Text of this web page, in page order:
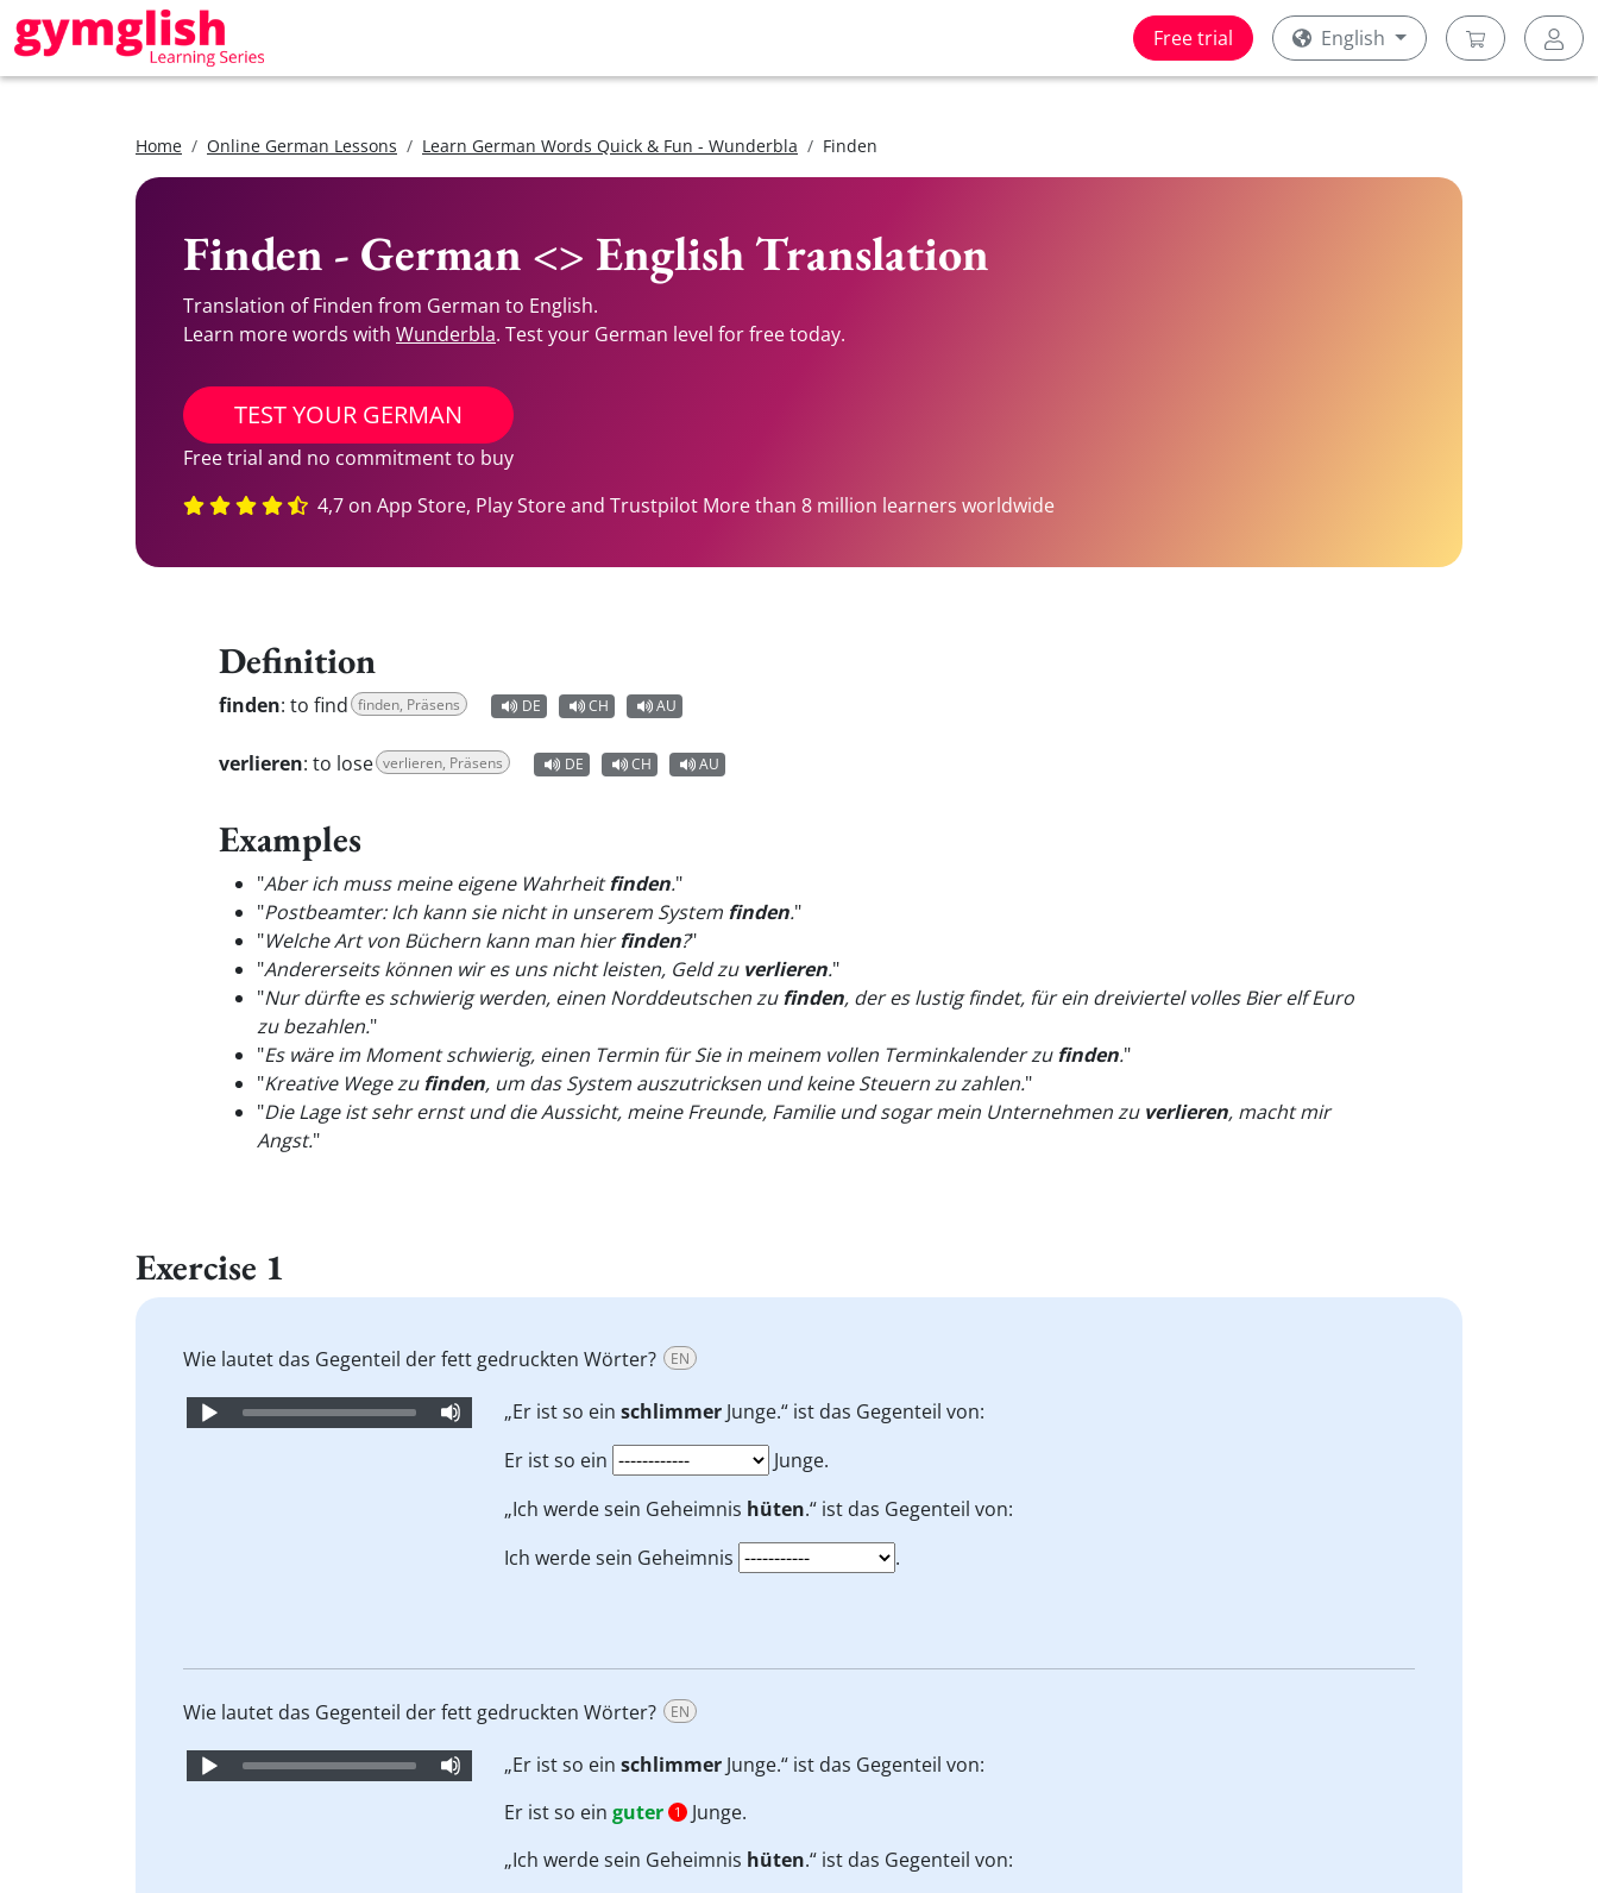
Free trial English
Home Online German Lessons Learn German Words Quick & Fun - Wunderbla Finden
Finden - German <> English Translation
Translation of Finden from German to English.
Learn more words with Wunderbla. Test your German level for free today.
TEST YOUR GERMAN
Free trial and no commitment to buy
4,7 on App Store, Play Store and Trustpilot More than 8 million learners worldwide
Definition
finden: to find finden, Präsens DE CH AU
verlieren: to lose verlieren, Präsens DE CH AU
Examples
"Aber ich muss meine eigene Wahrheitfinden."
"Postbeamter: Ich kann sie nicht in unserem System finden."
"Welche Art von Büchern kann man hierfinden?"
"Andererseits können wir es uns nicht leisten, Geld zu verlieren."
"Nur dürfte es schwierig werden, einen Norddeutschen zufinden, der es lustig findet, für ein dreiviertel volles Bier elf Euro
zu bezahlen."
"Es wäre im Moment schwierig, einen Termin für Sie in meinem vollen Terminkalender zufinden."
"Kreative Wege zufinden, um das System auszutricksen und keine Steuern zu zahlen."
"Die Lage ist sehr ernst und die Aussicht, meine Freunde, Familie und sogar mein Unternehmen zu verlieren, macht mir
Angst."
Exercise 1
Wie lautet das Gegenteil der fett gedruckten Wörter? EN
Audio
„Er ist so ein schlimmer Junge.“ ist das Gegenteil von:
Er ist so ein
Junge.
„Ich werde sein Geheimnis hüten.“ ist das Gegenteil von:
Ich werde sein Geheimnis
.
Wie lautet das Gegenteil der fett gedruckten Wörter? EN
Audio
„Er ist so ein schlimmer Junge.“ ist das Gegenteil von:
Er ist so ein guter 1
Junge.
„Ich werde sein Geheimnis hüten.“ ist das Gegenteil von: